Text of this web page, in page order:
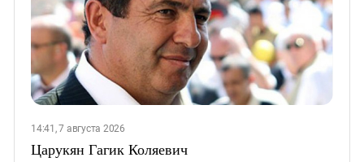
14:41, 7 августа 2026
Царукян Гагик Коляевич